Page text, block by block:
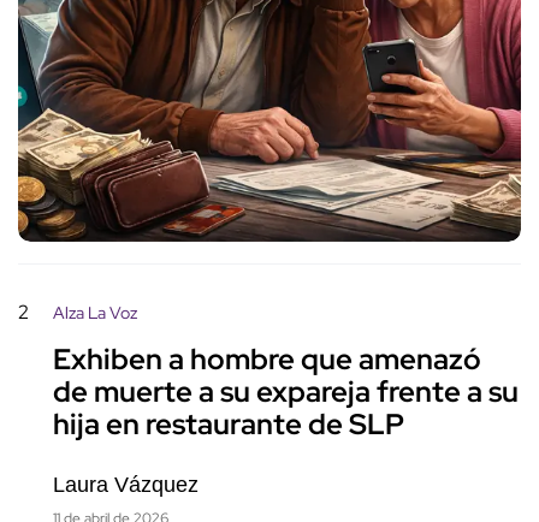
2 Alza La Voz
Exhiben a hombre que amenazó
de muerte a su expareja frente a su
hija en restaurante de SLP
Laura Vázquez